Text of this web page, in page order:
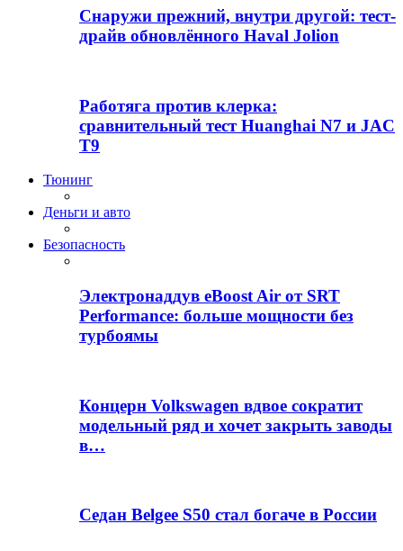
Снаружи прежний, внутри другой: тест-
драйв обновлённого Haval Jolion
Работяга против клерка:
сравнительный тест Huanghai N7 и JAC
T9
Тюнинг
Деньги и авто
Безопасность
Электронаддув eBoost Air от SRT
Performance: больше мощности без
турбоямы
Концерн Volkswagen вдвое сократит
модельный ряд и хочет закрыть заводы
в…
Седан Belgee S50 стал богаче в России